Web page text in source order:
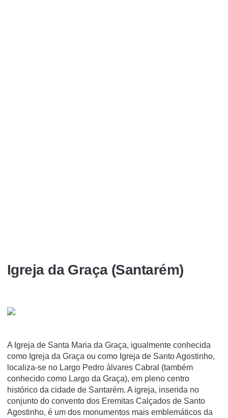
Igreja da Graça (Santarém)
A Igreja de Santa Maria da Graça, igualmente conhecida
como Igreja da Graça ou como Igreja de Santo Agostinho,
localiza-se no Largo Pedro álvares Cabral (também
conhecido como Largo da Graça), em pleno centro
histórico da cidade de Santarém. A igreja, inserida no
conjunto do convento dos Eremitas Calçados de Santo
Agostinho, é um dos monumentos mais emblemáticos da